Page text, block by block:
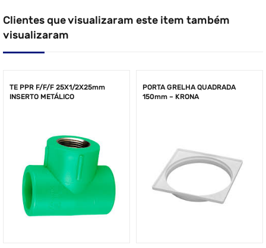
Clientes que visualizaram este item também
visualizaram
TE PPR F/F/F 25X1/2X25mm
INSERTO METÁLICO
PORTA GRELHA QUADRADA
150mm – KRONA